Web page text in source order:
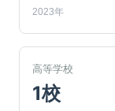
2023年
高等学校
1校